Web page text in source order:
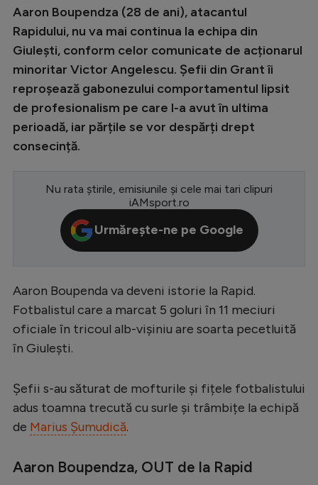
Champions League
Europa League
Conference League
CM 2026
Serie A
Bundesliga
Campionate
Starurile fotbalului
EURO 2024
Clasamente
Tenis
Aaron Boupendza (28 de ani), atacantul
Rapidului, nu va mai continua la echipa din
Giulești, conform celor comunicate de acționarul
minoritar Victor Angelescu. Șefii din Grant îi
reproșează gabonezului comportamentul lipsit
de profesionalism pe care l-a avut în ultima
perioadă, iar părțile se vor despărți drept
consecință.
Nu rata știrile, emisiunile și cele mai tari clipuri
iAMsport.ro
Urmărește-ne pe Google
Aaron Boupenda va deveni istorie la Rapid.
Fotbalistul care a marcat 5 goluri în 11 meciuri
oficiale în tricoul alb-vișiniu are soarta pecetluită
în Giulești.
Șefii s-au săturat de mofturile și fițele fotbalistului
adus toamna trecută cu surle și trâmbițe la echipă
de Marius Șumudică.
Aaron Boupendza, OUT de la Rapid